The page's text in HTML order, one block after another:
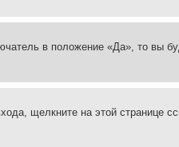
в положение «Да», то вы
щелкните на этой странице